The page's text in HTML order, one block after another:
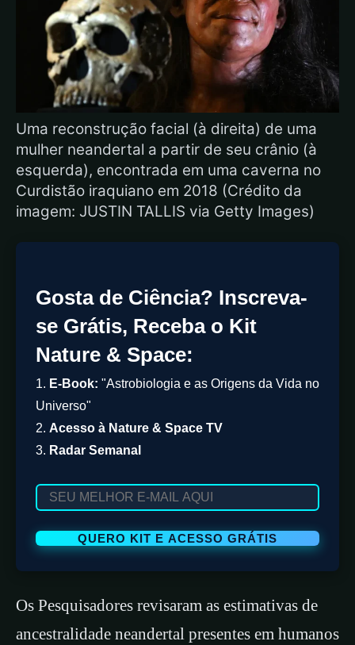
Uma reconstrução facial (à direita) de uma
mulher neandertal a partir de seu crânio (à
esquerda), encontrada em uma caverna no
Curdistão iraquiano em 2018 (Crédito da
imagem: JUSTIN TALLIS via Getty Images)
Gosta de Ciência? Inscreva-
se Grátis, Receba o Kit
Nature & Space:
1. E-Book: "Astrobiologia e as Origens da Vida no
Universo"
2. Acesso à Nature & Space TV
3. Radar Semanal
Os Pesquisadores revisaram as estimativas de
ancestralidade neandertal presentes em humanos